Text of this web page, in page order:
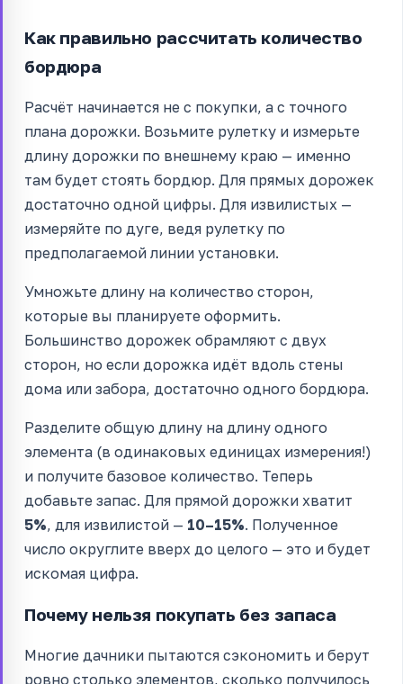
Как правильно рассчитать количество
бордюра
Расчёт начинается не с покупки, а с точного
плана дорожки. Возьмите рулетку и измерьте
длину дорожки по внешнему краю — именно
там будет стоять бордюр. Для прямых дорожек
достаточно одной цифры. Для извилистых —
измеряйте по дуге, ведя рулетку по
предполагаемой линии установки.
Умножьте длину на количество сторон,
которые вы планируете оформить.
Большинство дорожек обрамляют с двух
сторон, но если дорожка идёт вдоль стены
дома или забора, достаточно одного бордюра.
Разделите общую длину на длину одного
элемента (в одинаковых единицах измерения!)
и получите базовое количество. Теперь
добавьте запас. Для прямой дорожки хватит
5%, для извилистой — 10–15%. Полученное
число округлите вверх до целого — это и будет
искомая цифра.
Почему нельзя покупать без запаса
Многие дачники пытаются сэкономить и берут
ровно столько элементов, сколько получилось